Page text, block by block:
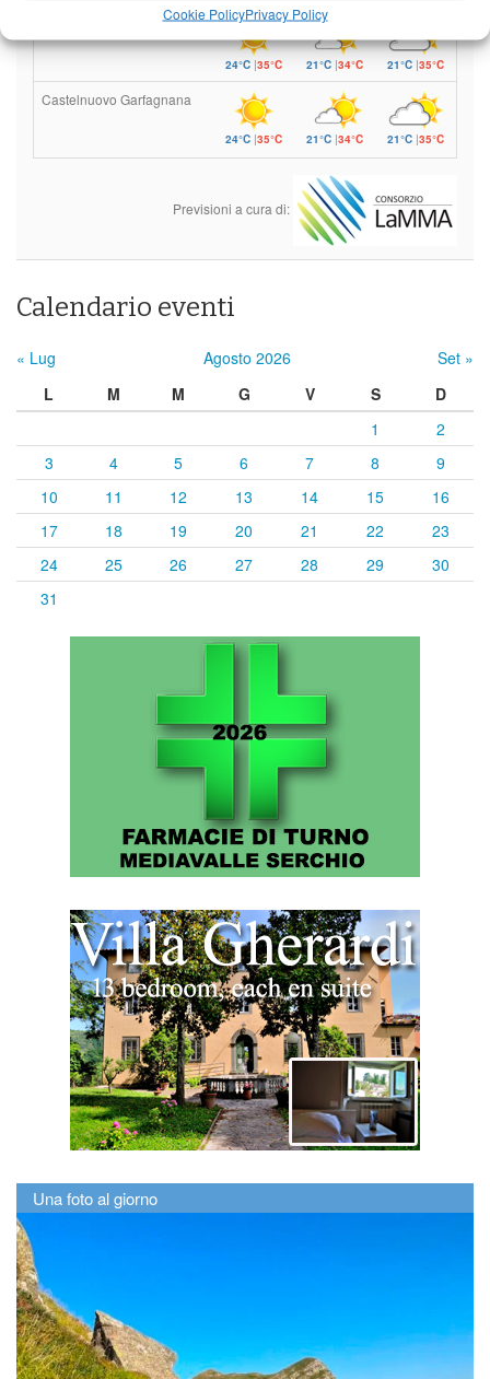
Cookie PolicyPrivacy Policy
24°C |35°C 21°C |34°C 21°C |35°C
Castelnuovo Garfagnana
24°C |35°C 21°C |34°C 21°C |35°C
Previsioni a cura di:
Calendario eventi
« Lug Agosto 2026
Set »
L
M M G V S
D
1
2
3
4 5 6 7 8
9
10
11 12 13 14 15
16
17
18 19 20 21 22
23
24
25 26 27 28 29
30
31
Una foto al giorno